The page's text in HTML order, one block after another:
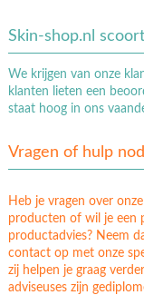
Skin-shop.nl
We krijgen van onze
klanten lieten een
staat hoog in ons
Vragen of hulp
Heb je vragen over onze
producten of wil je een
productadvies? Neem
contact op met onze
zij helpen je graag
adviseuses zijn